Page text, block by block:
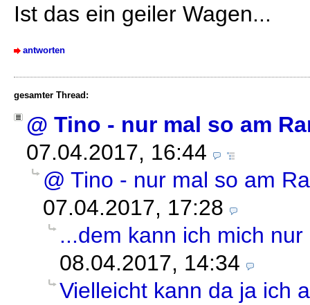
Ist das ein geiler Wagen...
antworten
gesamter Thread:
@ Tino - nur mal so am
07.04.2017, 16:44
@ Tino - nur mal so am
07.04.2017, 17:28
...dem kann ich mich
08.04.2017, 14:34
Vielleicht kann da ja ich